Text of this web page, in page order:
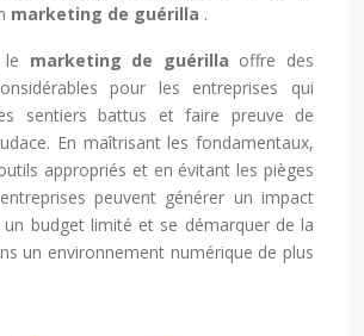
marketing de guérilla .
le marketing de guérilla offre des
pour les entreprises qui
sentiers battus et faire preuve de
En maîtrisant les fondamentaux,
appropriés et en évitant les pièges
peuvent générer un impact
un budget limité et se démarquer de la
un environnement numérique de plus